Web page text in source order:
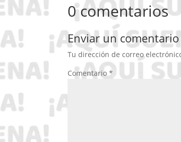
0 comentarios
Enviar un comentario
Tu dirección de correo
Comentario*